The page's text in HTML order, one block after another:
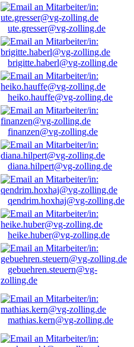
ute.gresser@vg-zolling.de
brigitte.haberl@vg-zolling.de
heiko.hauffe@vg-zolling.de
finanzen@vg-zolling.de
diana.hilpert@vg-zolling.de
qendrim.hoxhaj@vg-zolling.de
heike.huber@vg-zolling.de
gebuehren.steuern@vg-
zolling.de
mathias.kern@vg-zolling.de